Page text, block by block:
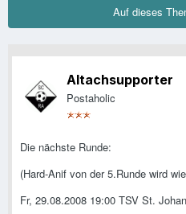
Auf dieses
Altachsupporter
Postaholic
Die nächste Runde:
(Hard-Anif von der 5.Runde wird
Fr, 29.08.2008 19:00 TSV St.